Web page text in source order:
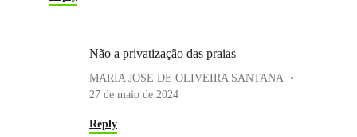
Não a privatização das praias
MARIA JOSE DE OLIVEIRA SANTANA
27 de maio de 2024
Reply